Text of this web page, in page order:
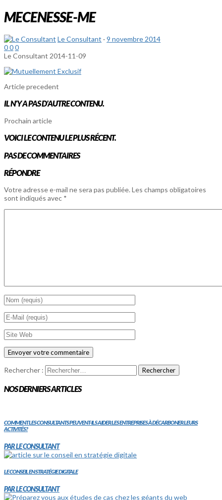
MECENESSE-ME
Le Consultant · 9 novembre 2014
000
Le Consultant 2014-11-09
Article precedent
IL N'Y A PAS D'AUTRE CONTENU.
Prochain article
VOICI LE CONTENU LE PLUS RÉCENT.
PAS DE COMMENTAIRES
RÉPONDRE
Votre adresse e-mail ne sera pas publiée. Les champs obligatoires
sont indiqués avec *
Rechercher :
NOS DERNIERS ARTICLES
COMMENT LES CONSULTANTS PEUVENT-ILS AIDER LES ENTREPRISES À DÉCARBONER LEURS
ACTIVITÉS?
PAR LE CONSULTANT
LE CONSEIL EN STRATÉGIE DIGITALE
PAR LE CONSULTANT